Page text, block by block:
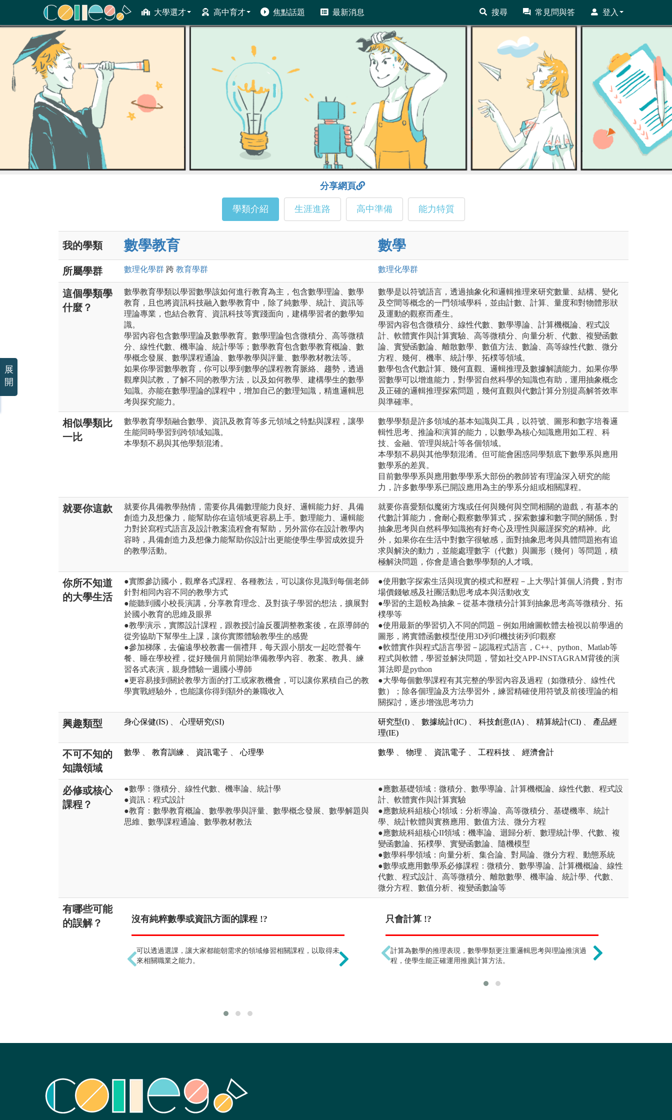
大學選才 高中育才 焦點話題 最新消息 搜尋 常見問與答 登入
ColleGo! 大學選才與高中育才輔助系統
分享網頁
學類介紹 生涯進路 高中準備 能力特質
我的學類 數學教育 數學
所屬學群 數理化學群 跨 教育學群 數理化學群
這個學類學
什麼？
數學教育學類以學習數學該如何進行教育為主，包含數學理論、數學
教育，且也將資訊科技融入數學教育中，除了純數學、統計、資訊等
理論專業，也結合教育、資訊科技等實踐面向，建構學習者的數學知
識。
學習內容包含數學理論及數學教育。數學理論包含微積分、高等微積
分、線性代數、機率論、統計學等；數學教育包含數學教育概論、數
學概念發展、數學課程通論、數學教學與評量、數學教材教法等。
如果你學習數學教育，你可以學到數學的課程教育脈絡、趨勢，透過
觀摩與試教，了解不同的教學方法，以及如何教學、建構學生的數學
知識。亦能在數學理論的課程中，增加自己的數理知識，精進邏輯思
考與探究能力。
數學是以符號語言，透過抽象化和邏輯推理來研究數量、結構、變化
及空間等概念的一門領域學科，並由計數、計算、量度和對物體形狀
及運動的觀察而產生。
學習內容包含微積分、線性代數、數學導論、計算機概論、程式設
計、軟體實作與計算實驗、高等微積分、向量分析、代數、複變函數
論、實變函數論、離散數學、數值方法、數論、高等線性代數、微分
方程、幾何、機率、統計學、拓樸等領域。
數學包含代數計算、幾何直觀、邏輯推理及數據解讀能力。如果你學
習數學可以增進能力，對學習自然科學的知識也有助，運用抽象概念
及正確的邏輯推理探索問題，幾何直觀與代數計算分別提高解答效率
與準確率。
相似學類比
一比
數學教育學類融合數學、資訊及教育等多元領域之特點與課程，讓學
生能同時學習到跨領域知識。
本學類不易與其他學類混淆。
數學學類是許多領域的基本知識與工具，以符號、圖形和數字培養邏
輯性思考、推論和演算的能力，以數學為核心知識應用如工程、科
技、金融、管理與統計等各個領域。
本學類不易與其他學類混淆。但可能會困惑同學類底下數學系與應用
數學系的差異。
目前數學學系與應用數學學系大部份的教師皆有理論深入研究的能
力，許多數學學系已開設應用為主的學系分組或相關課程。
就要你這款
就要你具備教學熱情，需要你具備數理能力良好、邏輯能力好、具備
創造力及想像力，能幫助你在這領域更容易上手。數理能力、邏輯能
力對於寫程式語言及設計教案流程會有幫助，另外當你在設計教學內
容時，具備創造力及想像力能幫助你設計出更能使學生學習成效提升
的教學活動。
就要你喜愛類似魔術方塊或任何與幾何與空間相關的遊戲，有基本的
代數計算能力，會耐心觀察數學算式，探索數據和數字間的關係，對
抽象思考與自然科學知識抱有好奇心及理性與嚴謹探究的精神。此
外，如果你在生活中對數字很敏感，面對抽象思考與具體問題抱有追
求與解決的動力，並能處理數字（代數）與圖形（幾何）等問題，積
極解決問題，你會是適合數學學類的人才哦。
你所不知道
的大學生活
●實際參訪國小，觀摩各式課程、各種教法，可以讓你見識到每個老師
針對相同內容不同的教學方式
●能聽到國小校長演講，分享教育理念、及對孩子學習的想法，擴展對
於國小教育的思維及眼界
●教學演示，實際設計課程，跟教授討論反覆調整教案後，在原導師的
從旁協助下幫學生上課，讓你實際體驗教學生的感覺
●參加梯隊，去偏遠學校教書一個禮拜，每天跟小朋友一起吃營養午
餐、睡在學校裡，從好幾個月前開始準備教學內容、教案、教具、練
習各式表演，親身體驗一週國小導師
●更容易接到關於教學方面的打工或家教機會，可以讓你累積自己的教
學實戰經驗外，也能讓你得到額外的兼職收入
●使用數字探索生活與現實的模式和歷程－上大學計算個人消費，對市
場價錢敏感及社團活動思考成本與活動收支
●學習的主題較為抽象－從基本微積分計算到抽象思考高等微積分、拓
樸學等
●使用最新的學習切入不同的問題－例如用繪圖軟體去檢視以前學過的
圖形，將實體函數模型使用3D列印機技術列印觀察
●軟體實作與程式語言學習－認識程式語言，C++、python、Matlab等
程式與軟體，學習並解決問題，譬如社交APP-INSTAGRAM背後的演
算法即是python
●大學每個數學課程有其完整的學習內容及過程（如微積分、線性代
數）；除各個理論及方法學習外，練習精確使用符號及前後理論的相
關探討，逐步增強思考功力
興趣類型 身心保健(IS) 心理研究(SI) 研究型(I) 數據統計(IC) 科技創意(IA) 精算統計(CI)
產品經
理(IE)
不可不知的
知識領域
數學 教育訓練 資訊電子 心理學 數學 物理 資訊電子 工程科技 經濟會計
必修或核心
課程？
●數學：微積分、線性代數、機率論、統計學
●資訊：程式設計
●教育：數學教育概論、數學教學與評量、數學概念發展、數學解題與
思維、數學課程通論、數學教材教法
●應數基礎領域：微積分、數學導論、計算機概論、線性代數、程式設
計、軟體實作與計算實驗
●應數統科組核心I領域：分析導論、高等微積分、基礎機率、統計
學、統計軟體與實務應用、數值方法、微分方程
●應數統科組核心II領域：機率論、迴歸分析、數理統計學、代數、複
變函數論、拓樸學、實變函數論、隨機模型
●數學科學領域：向量分析、集合論、對局論、微分方程、動態系統
●數學或應用數學系必修課程：微積分、數學導論、計算機概論、線性
代數、程式設計、高等微積分、離散數學、機率論、統計學、代數、
微分方程、數值分析、複變函數論等
有哪些可能
的誤解？
沒有純粹數學或資訊方面的課程 !?
可以透過選課，讓大家都能朝需求的領域修習相關課程，以取得未
來相關職業之能力。
算數學枯燥乏味 !?
本學類學習範圍跨足數學、資訊、教育領域，數學只佔1/3的學習時
間，且大學的數學內容除了計算外，更著重於從學習的過程中培養
未來並非僅小學教師能
外修習中等教育學程；
只會計算 !?
計算為數學的推理表現，數學學類更注重邏輯思考與理論推演過
程，使學生能正確運用推廣計算方法。
展
開